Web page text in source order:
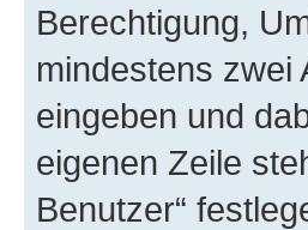
Berechtigung,
mindestens zwei
eingeben und
eigenen Zeile
Benutzer“